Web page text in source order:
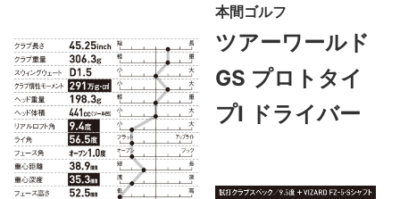
本間ゴルフ
ツアーワールド
GS プロトタイ
プⅠ ドライバー